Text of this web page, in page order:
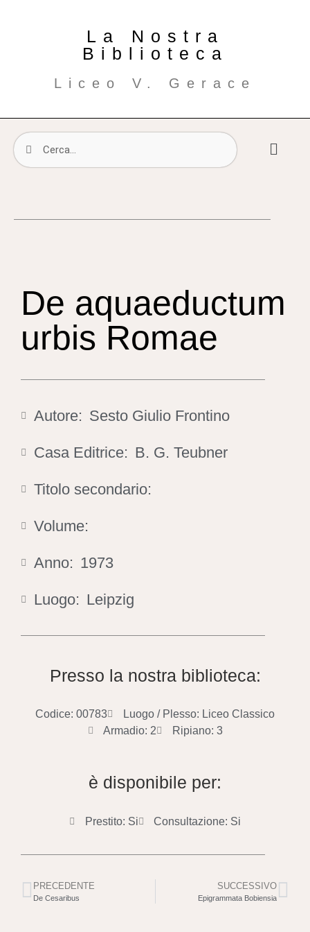
La Nostra
Biblioteca
Liceo V. Gerace
De aquaeductum
urbis Romae
Autore: Sesto Giulio Frontino
Casa Editrice: B. G. Teubner
Titolo secondario:
Volume:
Anno: 1973
Luogo: Leipzig
Presso la nostra biblioteca:
Codice: 00783
Luogo / Plesso: Liceo Classico
Armadio: 2
Ripiano: 3
è disponibile per:
Prestito: Si Consultazione: Si
PRECEDENTE
De Cesaribus
SUCCESSIVO
Epigrammata Bobiensia